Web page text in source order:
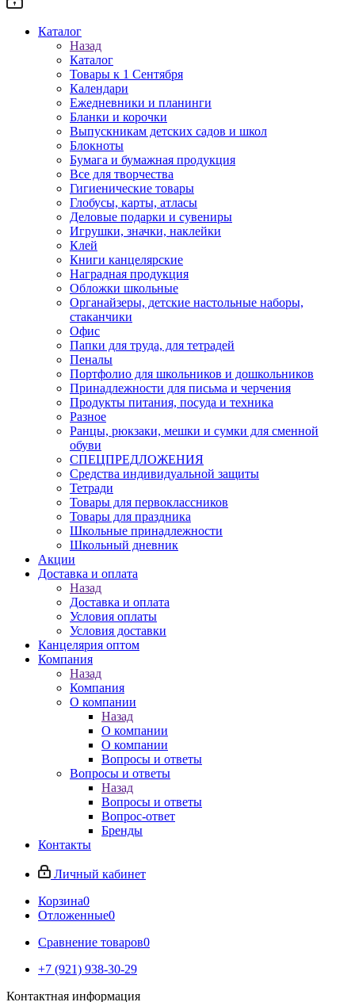
Каталог
Назад
Каталог
Товары к 1 Сентября
Календари
Ежедневники и планинги
Бланки и корочки
Выпускникам детских садов и школ
Блокноты
Бумага и бумажная продукция
Все для творчества
Гигиенические товары
Глобусы, карты, атласы
Деловые подарки и сувениры
Игрушки, значки, наклейки
Клей
Книги канцелярские
Наградная продукция
Обложки школьные
Органайзеры, детские настольные наборы,
стаканчики
Офис
Папки для труда, для тетрадей
Пеналы
Портфолио для школьников и дошкольников
Принадлежности для письма и черчения
Продукты питания, посуда и техника
Разное
Ранцы, рюкзаки, мешки и сумки для сменной
обуви
СПЕЦПРЕДЛОЖЕНИЯ
Средства индивидуальной защиты
Тетради
Товары для первоклассников
Товары для праздника
Школьные принадлежности
Школьный дневник
Акции
Доставка и оплата
Назад
Доставка и оплата
Условия оплаты
Условия доставки
Канцелярия оптом
Компания
Назад
Компания
О компании
Назад
О компании
О компании
Вопросы и ответы
Вопросы и ответы
Назад
Вопросы и ответы
Вопрос-ответ
Бренды
Контакты
Личный кабинет
Корзина0
Отложенные0
Сравнение товаров0
+7 (921) 938-30-29
Контактная информация